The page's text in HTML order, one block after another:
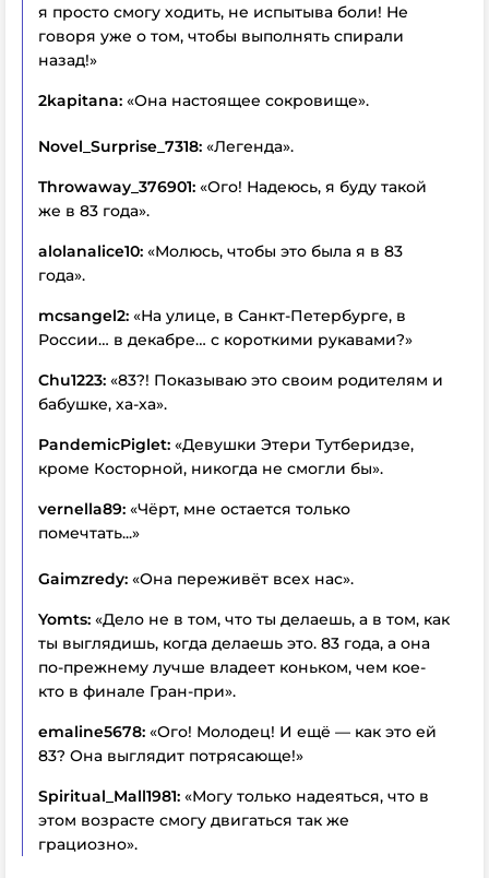
я просто смогу ходить, не испытыва боли! Не
говоря уже о том, чтобы выполнять спирали
назад!»
2kapitana: «Она настоящее сокровище».
Novel_Surprise_7318: «Легенда».
Throwaway_376901: «Ого! Надеюсь, я буду такой
же в 83 года».
alolanalice10: «Молюсь, чтобы это была я в 83
года».
mcsangel2: «На улице, в Санкт-Петербурге, в
России… в декабре… с короткими рукавами?»
Chu1223: «83?! Показываю это своим родителям и
бабушке, ха-ха».
PandemicPiglet: «Девушки Этери Тутберидзе,
кроме Косторной, никогда не смогли бы».
vernella89: «Чёрт, мне остается только
помечтать...»
Gaimzredy: «Она переживёт всех нас».
Yomts: «Дело не в том, что ты делаешь, а в том, как
ты выглядишь, когда делаешь это. 83 года, а она
по-прежнему лучше владеет коньком, чем кое-
кто в финале Гран-при».
emaline5678: «Ого! Молодец! И ещё — как это ей
83? Она выглядит потрясающе!»
Spiritual_Mall1981: «Могу только надеяться, что в
этом возрасте смогу двигаться так же
грациозно».